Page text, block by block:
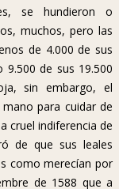
se hundieron o
muchos, pero las
de 4.000 de sus
9.500 de sus 19.500
sin embargo, el
para cuidar de
cruel indiferencia de
de que sus leales
como merecían por
de 1588 que a